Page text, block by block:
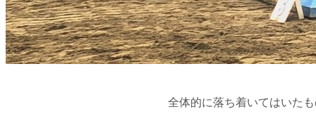
全体的に落ち着いてはいた